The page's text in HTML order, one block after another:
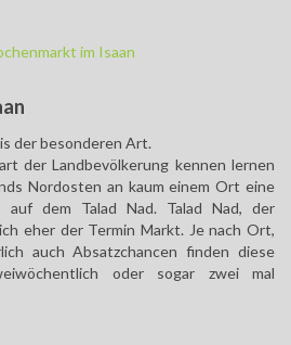
der besonderen Art.
der Landbevölkerung kennen lernen
Nordosten an kaum einem Ort eine
auf dem Talad Nad. Talad Nad, der
eher der Termin Markt. Je nach Ort,
auch Absatzchancen finden diese
oder sogar zwei mal